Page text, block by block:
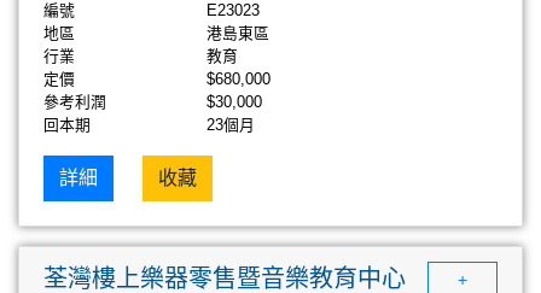
編號
E23023
地區
港島東區
行業
教育
定價
$680,000
參考利潤
$30,000
回本期
23個月
詳細 收藏
荃灣樓上樂器零售暨音樂教育中心 +